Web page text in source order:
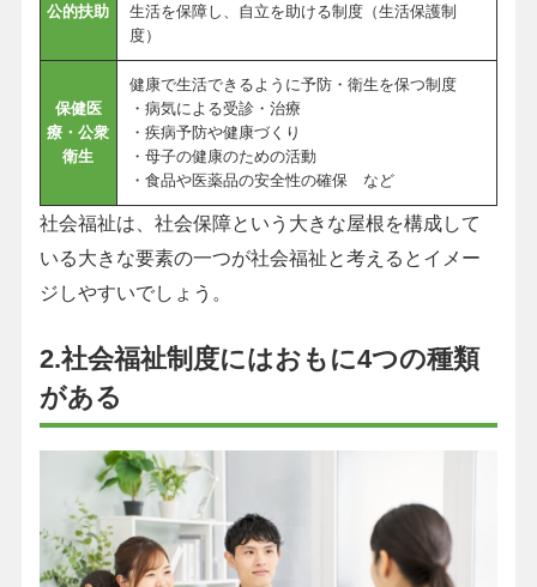
公的扶助
生活を保障し、自立を助ける制度（生活保護制
度）
保健医
療・公衆
衛生
健康で生活できるように予防・衛生を保つ制度
・病気による受診・治療
・疾病予防や健康づくり
・母子の健康のための活動
・食品や医薬品の安全性の確保 など
社会福祉は、社会保障という大きな屋根を構成して
いる大きな要素の一つが社会福祉と考えるとイメー
ジしやすいでしょう。
2.社会福祉制度にはおもに4つの種類
がある